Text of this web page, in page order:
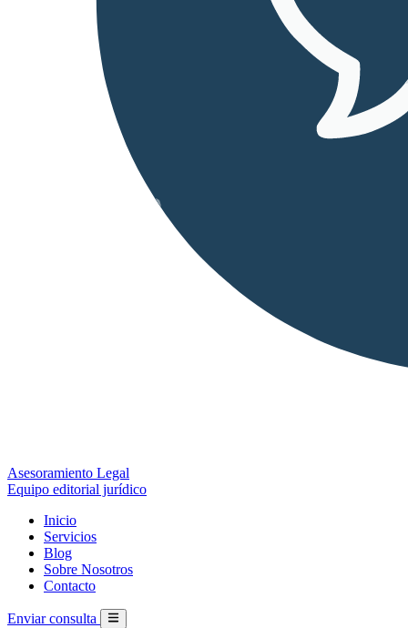
Asesoramiento Legal
Equipo editorial jurídico
Inicio
Servicios
Blog
Sobre Nosotros
Contacto
Enviar consulta